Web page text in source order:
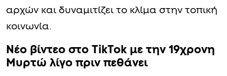
αρχών και δυναμιτίζει το κλίμα στην τοπική
κοινωνία.
Νέο βίντεο στο TikTok με την 19χρονη
Μυρτώ λίγο πριν πεθάνει